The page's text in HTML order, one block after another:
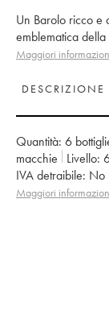
Un Barolo ricco e
emblematica
Maggiori
DESCRIZIONE
Quantità: 6
macchie
Livello:
IVA detraibile:
no
Denominazione:
Maggiori